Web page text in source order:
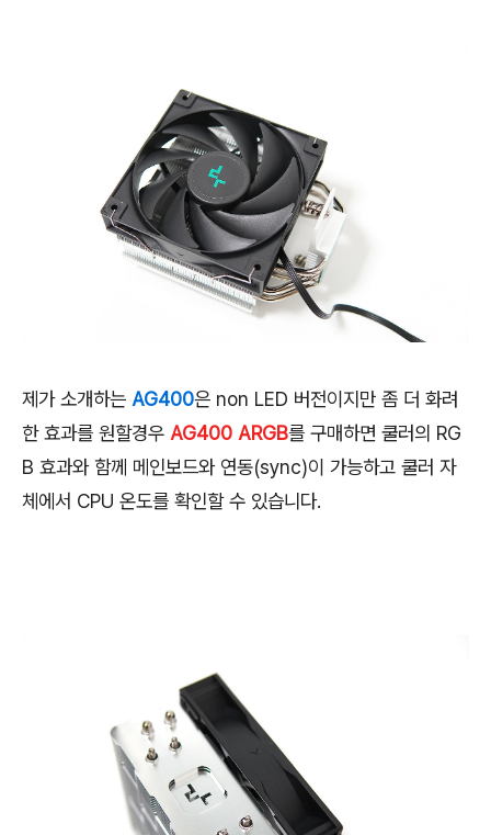
제가 소개하는 AG400은 non LED 버전이지만 좀 더 화려
한 효과를 원할경우 AG400 ARGB를 구매하면 쿨러의 RG
B 효과와 함께 메인보드와 연동(sync)이 가능하고 쿨러 자
체에서 CPU 온도를 확인할 수 있습니다.